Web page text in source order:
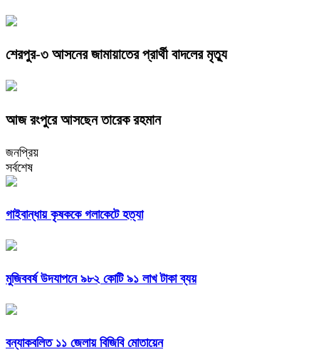
শেরপুর-৩ আসনের জামায়াতের প্রার্থী বাদলের মৃত্যু
আজ রংপুরে আসছেন তারেক রহমান
জনপ্রিয়
সর্বশেষ
গাইবান্ধায় কৃষককে গলাকেটে হত্যা
মুজিববর্ষ উদযাপনে ৯৮২ কোটি ৯১ লাখ টাকা ব্যয়
বন্যাকবলিত ১১ জেলায় বিজিবি মোতায়েন